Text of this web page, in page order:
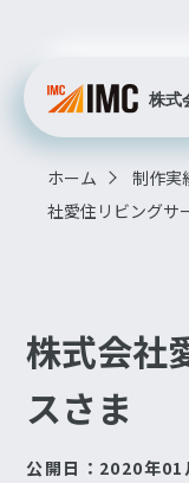
ホーム 制作実
社愛住リビングサ
株式会社
スさま
公開日：2020年01